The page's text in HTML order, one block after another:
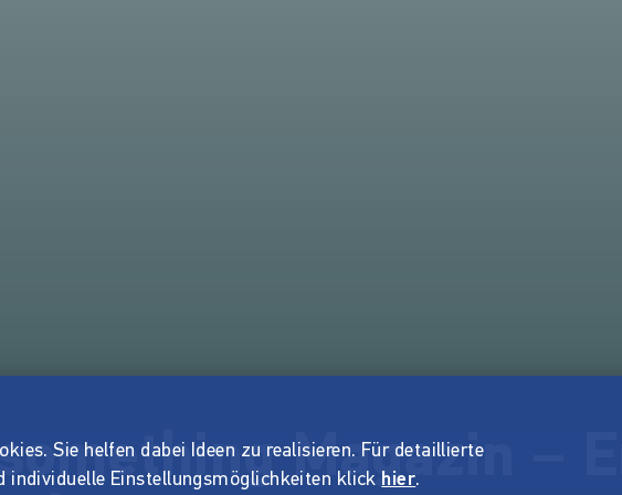
Magazin –
Sie helfen dabei Ideen zu realisieren. Für detaillierte
individuelle Einstellungsmöglichkeiten klick hier.